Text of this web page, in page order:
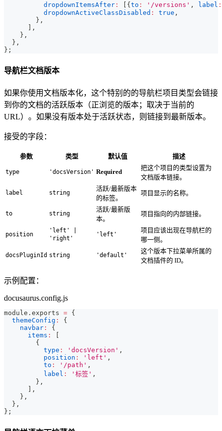
dropdownItemsAfter : { to : '/versions' , label :
dropdownActiveClassDisabled : true ,
} ,
,
} ,
} ,
} ;
导航栏文档版本
如果你使用文档版本化，这个特别的的导航栏项目类型会链接
到你的文档的活跃版本（正浏览的版本；取决于当前的
URL）。如果没有版本处于活跃状态，则链接到最新版本。
接受的字段：
参数 类型 默认值 描述
type 'docsVersion' Required
把这个项目的类型设置为
文档版本链接。
label string
活跃/最新版本
的标签。
项目显示的名称。
to string
活跃/最新版
本。
项目指向的内部链接。
position
'left' |
'right'
'left'
项目应该出现在导航栏的
哪一侧。
docsPluginId string 'default'
这个版本下拉菜单所属的
文档插件的 ID。
示例配置：
docusaurus.config.js
module . exports = {
themeConfig :
{
navbar :
{
items :
{
type : 'docsVersion' ,
position : 'left' ,
to : '/path' ,
label : '标签' ,
} ,
,
} ,
} ,
} ;